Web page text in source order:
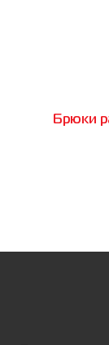
Брюки